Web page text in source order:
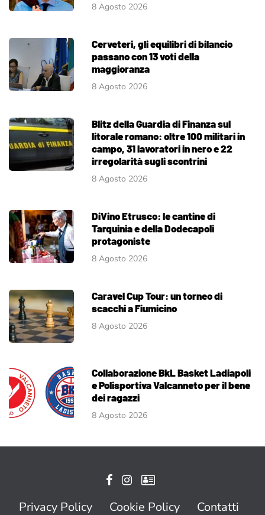
8 Agosto 2026
Cerveteri, gli equilibri di bilancio
passano con 13 voti della
maggioranza
8 Agosto 2026
Blitz della Guardia di Finanza sul
litorale romano: oltre 100 militari in
campo, 31 lavoratori in nero e 22
irregolarità sugli scontrini
8 Agosto 2026
DiVino Etrusco: le cantine di
Tarquinia e della Dodecapoli
protagoniste
8 Agosto 2026
Caravel Cup Tour: un torneo di
scacchi a Fiumicino
8 Agosto 2026
Collaborazione BkL Basket Ladiapoli
e Polisportiva Valcanneto per il bene
dei ragazzi
8 Agosto 2026
Privacy Policy Cookie Policy Contatti